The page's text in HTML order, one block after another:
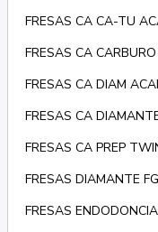
FRESAS CA CA-TU
FRESAS CA
FRESAS CA DIAM
FRESAS CA
FRESAS CA PREP
FRESAS DIAMANTE
FRESAS ENDODONCIA